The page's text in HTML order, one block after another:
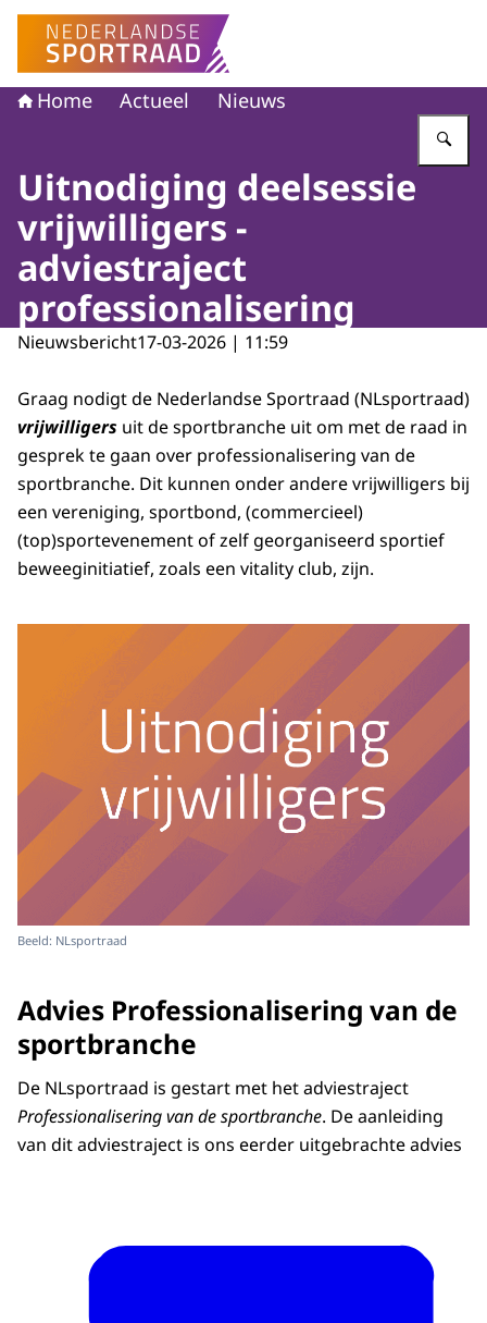
Naar de homepage van Nederlandse Sportraad
Home Actueel Nieuws
Uitnodiging deelsessie
vrijwilligers -
adviestraject
professionalisering
Nieuwsbericht17-03-2026 | 11:59
Graag nodigt de Nederlandse Sportraad (NLsportraad)
vrijwilligers uit de sportbranche uit om met de raad in
gesprek te gaan over professionalisering van de
sportbranche. Dit kunnen onder andere vrijwilligers bij
een vereniging, sportbond, (commercieel)
(top)sportevenement of zelf georganiseerd sportief
beweeginitiatief, zoals een vitality club, zijn.
Beeld: NLsportraad
Advies Professionalisering van de
sportbranche
De NLsportraad is gestart met het adviestraject
Professionalisering van de sportbranche. De aanleiding
van dit adviestraject is ons eerder uitgebrachte advies